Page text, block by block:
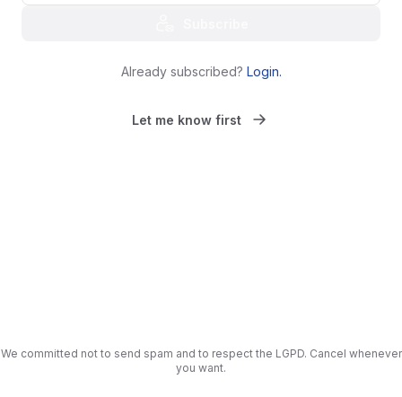
Already subscribed? Login.
Let me know first
We committed not to send spam and to respect the LGPD. Cancel whenever
you want.